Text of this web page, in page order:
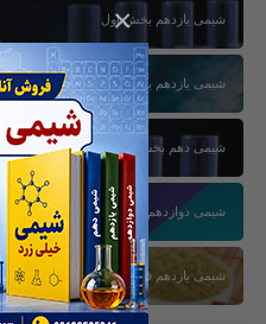
×
شیمی یازدهم بخش اول
شیمی یازدهم بخش سوم
شیمی دهم بخش اول
شیمی دوازدهم بخش سوم
شیمی یازدهم فصل دوم